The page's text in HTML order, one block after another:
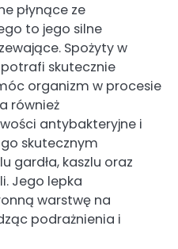
płynące ze
to jego silne
Spożyty w
skutecznie
organizm w procesie
również
antybakteryjne i
skutecznym
gardła, kaszlu oraz
Jego lepka
warstwę na
podrażnienia i